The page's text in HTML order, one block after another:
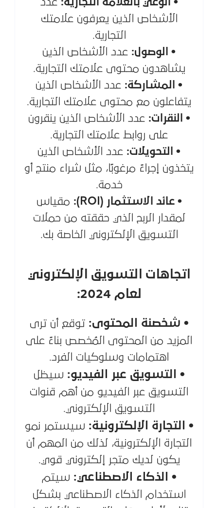
• الوعي بالعلامة التجارية: عدد
الأشخاص الذين يعرفون علامتك
التجارية.
• الوصول: عدد الأشخاص الذين
يشاهدون محتوى علامتك التجارية.
• المشاركة: عدد الأشخاص الذين
يتفاعلون مع محتوى علامتك التجارية.
• النقرات: عدد الأشخاص الذين ينقرون
على روابط علامتك التجارية.
• التحويلات: عدد الأشخاص الذين
يتخذون إجراءً مرغوبًا، مثل شراء منتج أو
خدمة.
• عائد الاستثمار (ROI):
مقياس
لمقدار الربح الذي حققته من حملات
التسويق الإلكتروني الخاصة بك.
اتجاهات التسويق الإلكتروني
لعام 2024:
• شخصنة المحتوى: توقع أن ترى
المزيد من المحتوى المُخصص بناءً على
اهتمامات وسلوكيات الفرد.
• التسويق عبر الفيديو: سيظل
التسويق عبر الفيديو من أهم قنوات
التسويق الإلكتروني.
• التجارة الإلكترونية: سيستمر نمو
التجارة الإلكترونية، لذلك من المهم أن
يكون لديك متجر إلكتروني قوي.
• الذكاء الاصطناعي: سيتم
استخدام الذكاء الاصطناعي بشكل